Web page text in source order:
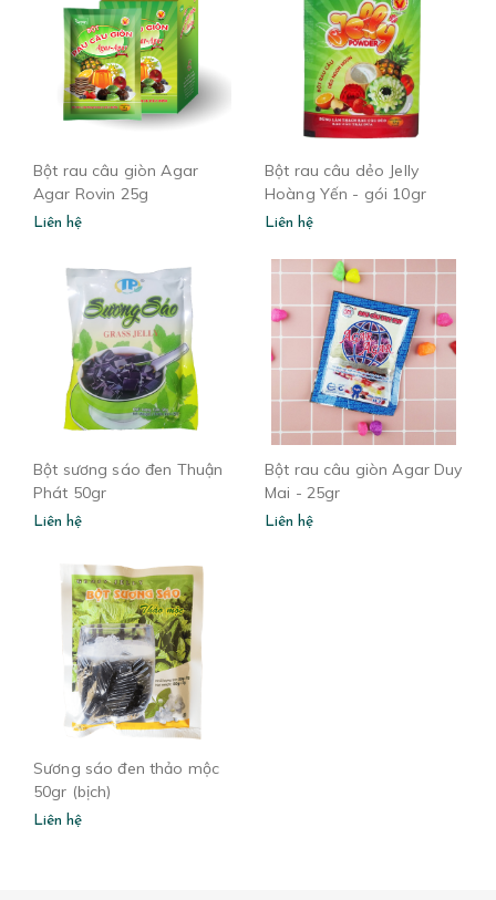
Bột rau câu giòn Agar
Agar Rovin 25g
Liên hệ
Bột rau câu dẻo Jelly
Hoàng Yến - gói 10gr
Liên hệ
Bột sương sáo đen Thuận
Phát 50gr
Liên hệ
Bột rau câu giòn Agar Duy
Mai - 25gr
Liên hệ
Sương sáo đen thảo mộc
50gr (bịch)
Liên hệ